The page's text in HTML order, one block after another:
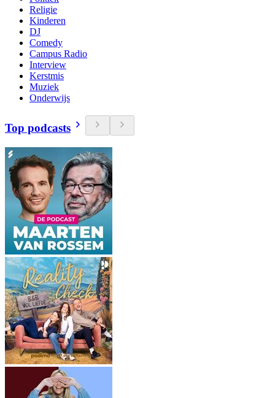
Religie
Kinderen
DJ
Comedy
Campus Radio
Interview
Kerstmis
Muziek
Onderwijs
Top podcasts